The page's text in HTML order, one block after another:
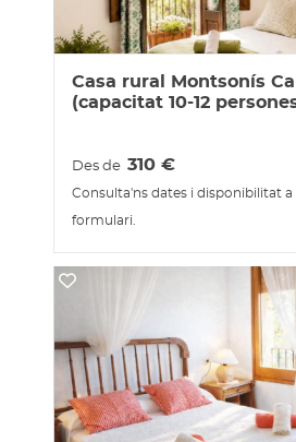
Casa rural Montsonís
(capacitat 10-12
Des de 310€
Consulta'ns dates i disponibilitat a
formulari.